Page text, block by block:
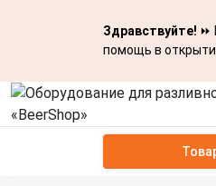
Здравствуйте!
помощь в